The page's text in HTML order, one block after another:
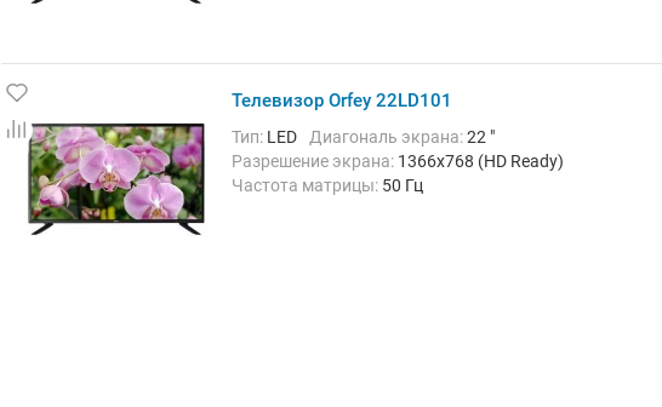
Телевизор Orfey 22LD101
Тип: LED Диагональ экрана:22 "
Разрешение экрана: 1366x768 (HD Ready)
Частота матрицы: 50 Гц